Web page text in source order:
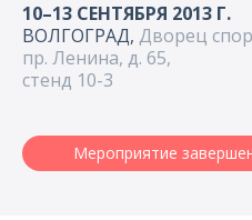
10–13 СЕНТЯБРЯ 2013 Г.
ВОЛГОГРАД, Дворец
пр. Ленина, д. 65,
стенд 10-3
Мероприятие